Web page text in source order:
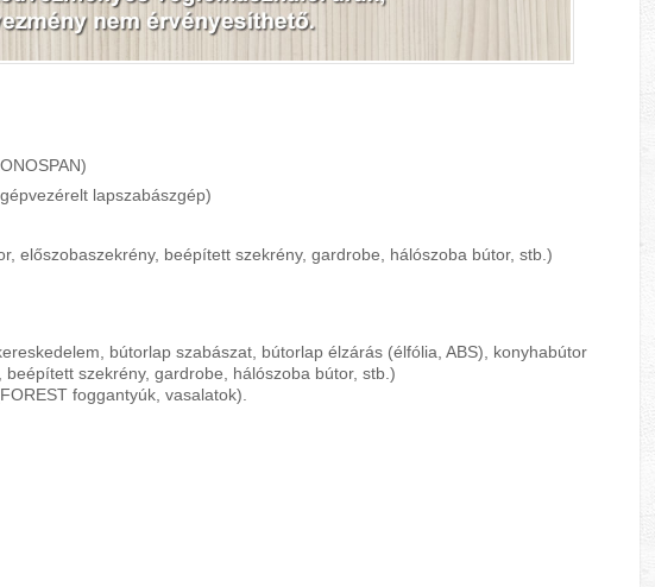
lapszabászgép)
előszobaszekrény, beépített szekrény, gardrobe, hálószoba bútor, stb.)
bútorlap szabászat, bútorlap élzárás (élfólia, ABS), konyhabútor
szekrény, gardrobe, hálószoba bútor, stb.)
foggantyúk, vasalatok).